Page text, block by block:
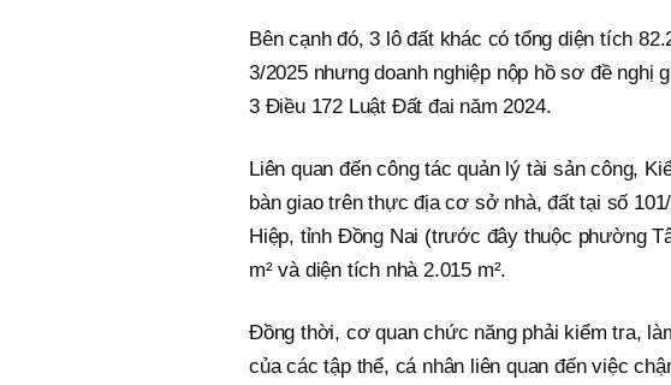
Bên cạnh đó, 3 lô đất khác có tổng diện tích
3/2025 nhưng doanh nghiệp nộp hồ sơ đề nghị
3 Điều 172 Luật Đất đai năm 2024.
Liên quan đến công tác quản lý tài sản công,
bàn giao trên thực địa cơ sở nhà, đất tại số
Hiệp, tỉnh Đồng Nai (trước đây thuộc phường
m² và diện tích nhà 2.015 m².
Đồng thời, cơ quan chức năng phải kiểm tra,
của các tập thể, cá nhân liên quan đến việc